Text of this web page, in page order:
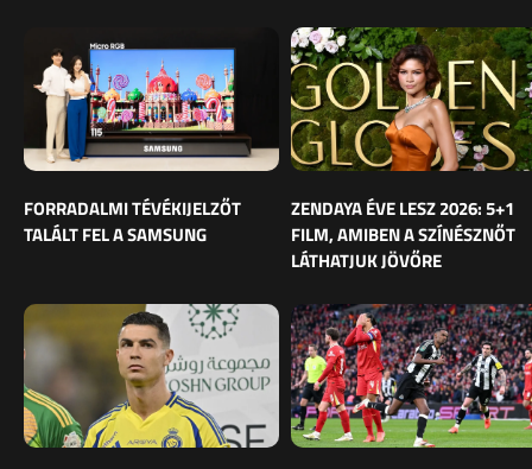
FORRADALMI TÉVÉKIJELZŐT
TALÁLT FEL A SAMSUNG
ZENDAYA ÉVE LESZ 2026: 5+1
FILM, AMIBEN A SZÍNÉSZNŐT
LÁTHATJUK JÖVŐRE